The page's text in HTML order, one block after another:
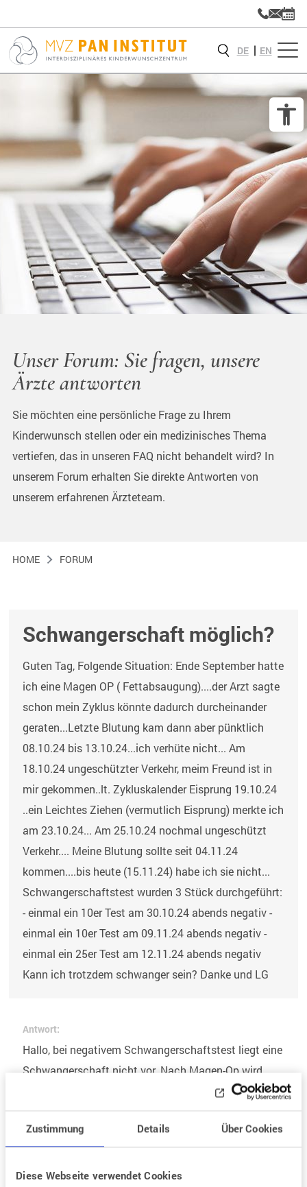
Zustimmung Details Über Cookies
Diese Webseite verwendet Cookies
DE EN
Unser Forum: Sie fragen, unsere
Ärzte antworten
Sie möchten eine persönliche Frage zu Ihrem
Kinderwunsch stellen oder ein medizinisches Thema
vertiefen, das in unseren FAQ nicht behandelt wird? In
unserem Forum erhalten Sie direkte Antworten von
unserem erfahrenen Ärzteteam.
HOME FORUM
Schwangerschaft möglich?
Guten Tag, Folgende Situation: Ende September hatte
ich eine Magen OP ( Fettabsaugung)....der Arzt sagte
schon mein Zyklus könnte dadurch durcheinander
geraten...Letzte Blutung kam dann aber pünktlich
08.10.24 bis 13.10.24...ich verhüte nicht... Am
18.10.24 ungeschützter Verkehr, meim Freund ist in
mir gekommen..lt. Zykluskalender Eisprung 19.10.24
..ein Leichtes Ziehen (vermutlich Eisprung) merkte ich
am 23.10.24... Am 25.10.24 nochmal ungeschützt
Verkehr.... Meine Blutung sollte seit 04.11.24
kommen....bis heute (15.11.24) habe ich sie nicht...
Schwangerschaftstest wurden 3 Stück durchgeführt:
- einmal ein 10er Test am 30.10.24 abends negativ -
einmal ein 10er Test am 09.11.24 abends negativ -
einmal ein 25er Test am 12.11.24 abends negativ
Kann ich trotzdem schwanger sein? Danke und LG
Antwort:
Hallo, bei negativem Schwangerschaftstest liegt eine
Schwangerschaft nicht vor. Nach Magen-Op wird
mindestens ein Jahr von einer Schwangerschaft